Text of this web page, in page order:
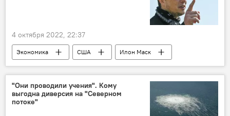
4 октября 2022, 22:37
Экономика США
Илон Маск
Twitter
Акции
"Они проводили учения". Кому
выгодна диверсия на "Северном
потоке"